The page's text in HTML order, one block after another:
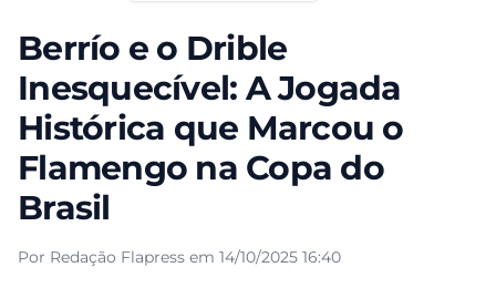
Berrío e o Drible
Inesquecível: A Jogada
Histórica que Marcou o
Flamengo na Copa do
Brasil
Por Redação Flapress em 14/10/2025 16:40